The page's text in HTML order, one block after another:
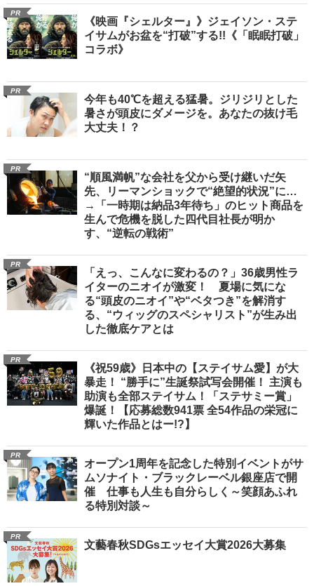
PR
《映画『シェルター』》ジェイソン・ステ
イサムがお盆を“打破”する!!《「眠眠打破」
コラボ》
PR
今年も40℃を超える猛暑。ジリジリとした
暑さが頭皮にダメージを。あなたの抜け毛
大丈夫！？
PR
“順風満帆”な会社を父から受け継いだ矢
先、リーマンショックで“絶望的状況”に…
→「一時期は納品3年待ち」のヒット商品を
生んで危機を脱した四代目社長が明か
す、“逆転の戦術”
PR
「えっ、こんなに変わるの？」36歳男性ラ
イターのニオイが激変！ 夏場に気にな
る“頭皮のニオイ”や“ベタつき”を解消す
る、“ウィッグのスペシャリスト”が生み出
した徹底ケアとは
PR
《祝59歳》日本中の【ステイサム愛】が大
暴走！ “勝手に”生誕祭試写会開催！ 主演も
助演も全部ステイサム！「ステサミー賞」
爆誕！【応募総数941票 全54作品の栄冠に
輝いた作品とはー!?】
PR
オープン1周年を記念した特別イベントがサ
ムソナイト・ブラックレーベル銀座店で開
催 仕事も人生も自分らしく～笑顔あふれ
る特別対談～
PR
文藝春秋SDGsエッセイ大賞2026大募集